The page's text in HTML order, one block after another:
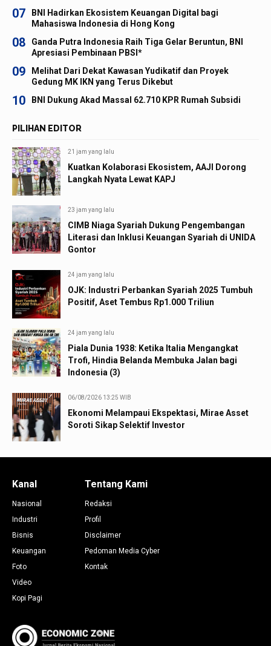
07
BNI Hadirkan Ekosistem Keuangan Digital bagi
Mahasiswa Indonesia di Hong Kong
08
Ganda Putra Indonesia Raih Tiga Gelar Beruntun, BNI
Apresiasi Pembinaan PBSI*
09
Melihat Dari Dekat Kawasan Yudikatif dan Proyek
Gedung MK IKN yang Terus Dikebut
10 BNI Dukung Akad Massal 62.710 KPR Rumah Subsidi
PILIHAN EDITOR
21 jam yang lalu
Kuatkan Kolaborasi Ekosistem, AAJI Dorong
Langkah Nyata Lewat KAPJ
23 jam yang lalu
CIMB Niaga Syariah Dukung Pengembangan
Literasi dan Inklusi Keuangan Syariah di UNIDA
Gontor
24 jam yang lalu
OJK: Industri Perbankan Syariah 2025 Tumbuh
Positif, Aset Tembus Rp1.000 Triliun
24 jam yang lalu
Piala Dunia 1938: Ketika Italia Mengangkat
Trofi, Hindia Belanda Membuka Jalan bagi
Indonesia (3)
06/08/2026 13:25 WIB
Ekonomi Melampaui Ekspektasi, Mirae Asset
Soroti Sikap Selektif Investor
Kanal
Nasional
Industri
Bisnis
Keuangan
Foto
Video
Kopi Pagi
Tentang Kami
Redaksi
Profil
Disclaimer
Pedoman Media Cyber
Kontak